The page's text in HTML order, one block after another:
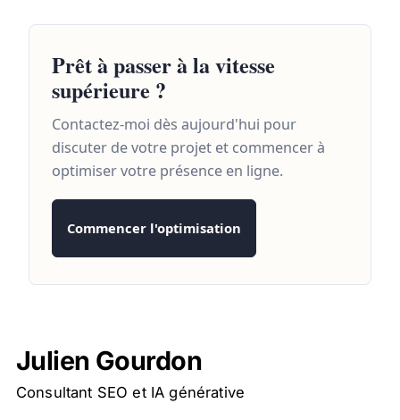
Prêt à passer à la vitesse
supérieure ?
Contactez-moi dès aujourd'hui pour
discuter de votre projet et commencer à
optimiser votre présence en ligne.
Commencer l'optimisation
Julien Gourdon
Consultant SEO et IA générative